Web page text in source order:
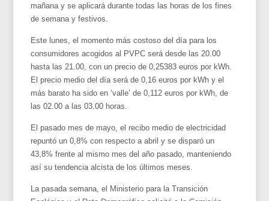
mañana y se aplicará durante todas las horas de los fines
de semana y festivos.
Este lunes, el momento más costoso del día para los
consumidores acogidos al PVPC será desde las 20.00
hasta las 21.00, con un precio de 0,25383 euros por kWh.
El precio medio del día será de 0,16 euros por kWh y el
más barato ha sido en ‘valle’ de 0,112 euros por kWh, de
las 02.00 a las 03.00 horas.
El pasado mes de mayo, el recibo medio de electricidad
repuntó un 0,8% con respecto a abril y se disparó un
43,8% frente al mismo mes del año pasado, manteniendo
así su tendencia alcista de los últimos meses.
La pasada semana, el Ministerio para la Transición